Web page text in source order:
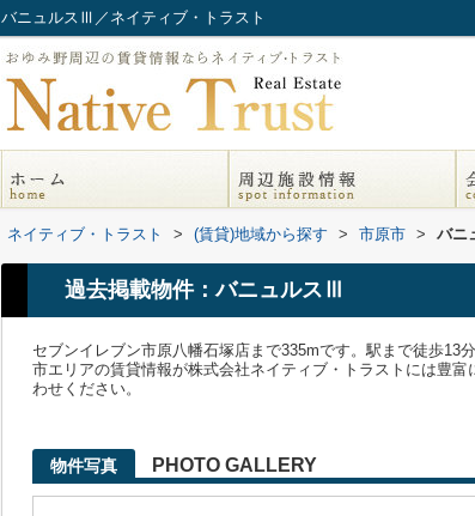
バニュルスⅢ／ネイティブ・トラスト
ネイティブ・トラスト > (賃貸)地域から探す > 市原市 > バニ
過去掲載物件：バニュルスⅢ
セブンイレブン市原八幡石塚店まで335mです。駅まで徒歩
市エリアの賃貸情報が株式会社ネイティブ・トラストには豊
わせください。
物件写真 PHOTO GALLERY